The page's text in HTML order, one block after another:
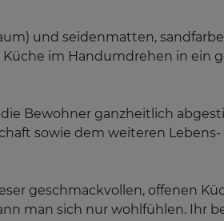
und seidenmatten,
im Handumdrehen in ein
Bewohner ganzheitlich
sowie dem weiteren
geschmackvollen, offenen
man sich nur wohlfühlen. Ihr